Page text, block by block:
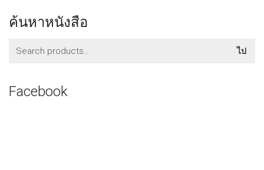
ค้นหาหนังสือ
ไป
Facebook